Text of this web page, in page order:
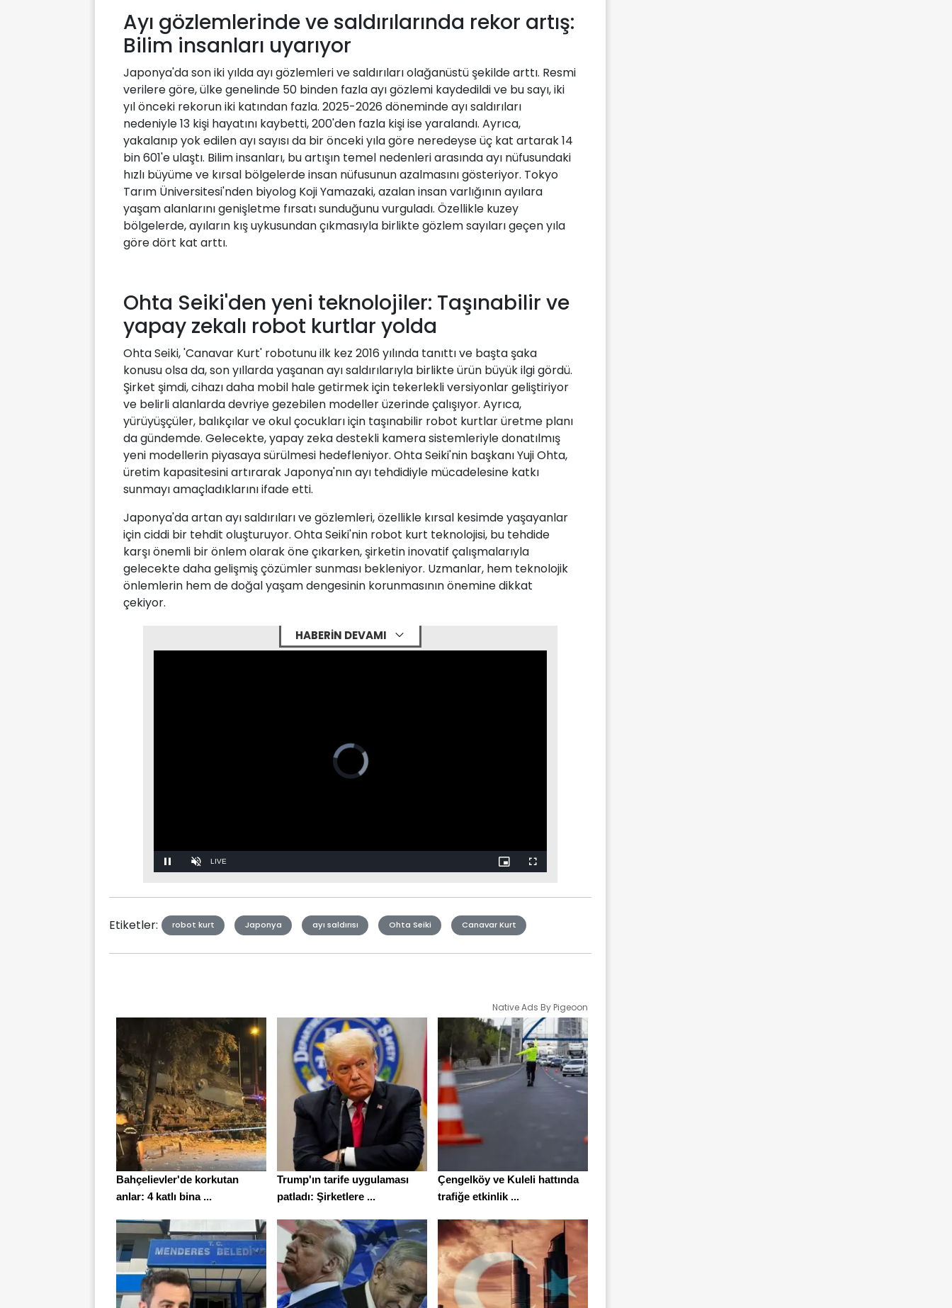
Ayı gözlemlerinde ve saldırılarında rekor artış:
Bilim insanları uyarıyor
Japonya'da son iki yılda ayı gözlemleri ve saldırıları olağanüstü şekilde arttı. Resmi
verilere göre, ülke genelinde 50 binden fazla ayı gözlemi kaydedildi ve bu sayı, iki
yıl önceki rekorun iki katından fazla. 2025-2026 döneminde ayı saldırıları
nedeniyle 13 kişi hayatını kaybetti, 200'den fazla kişi ise yaralandı. Ayrıca,
yakalanıp yok edilen ayı sayısı da bir önceki yıla göre neredeyse üç kat artarak 14
bin 601'e ulaştı. Bilim insanları, bu artışın temel nedenleri arasında ayı nüfusundaki
hızlı büyüme ve kırsal bölgelerde insan nüfusunun azalmasını gösteriyor. Tokyo
Tarım Üniversitesi'nden biyolog Koji Yamazaki, azalan insan varlığının ayılara
yaşam alanlarını genişletme fırsatı sunduğunu vurguladı. Özellikle kuzey
bölgelerde, ayıların kış uykusundan çıkmasıyla birlikte gözlem sayıları geçen yıla
göre dört kat arttı.
Ohta Seiki'den yeni teknolojiler: Taşınabilir ve
yapay zekalı robot kurtlar yolda
Ohta Seiki, 'Canavar Kurt' robotunu ilk kez 2016 yılında tanıttı ve başta şaka
konusu olsa da, son yıllarda yaşanan ayı saldırılarıyla birlikte ürün büyük ilgi gördü.
Şirket şimdi, cihazı daha mobil hale getirmek için tekerlekli versiyonlar geliştiriyor
ve belirli alanlarda devriye gezebilen modeller üzerinde çalışıyor. Ayrıca,
yürüyüşçüler, balıkçılar ve okul çocukları için taşınabilir robot kurtlar üretme planı
da gündemde. Gelecekte, yapay zeka destekli kamera sistemleriyle donatılmış
yeni modellerin piyasaya sürülmesi hedefleniyor. Ohta Seiki'nin başkanı Yuji Ohta,
üretim kapasitesini artırarak Japonya'nın ayı tehdidiyle mücadelesine katkı
sunmayı amaçladıklarını ifade etti.
Japonya'da artan ayı saldırıları ve gözlemleri, özellikle kırsal kesimde yaşayanlar
için ciddi bir tehdit oluşturuyor. Ohta Seiki'nin robot kurt teknolojisi, bu tehdide
karşı önemli bir önlem olarak öne çıkarken, şirketin inovatif çalışmalarıyla
gelecekte daha gelişmiş çözümler sunması bekleniyor. Uzmanlar, hem teknolojik
önlemlerin hem de doğal yaşam dengesinin korunmasının önemine dikkat
çekiyor.
HABERİN DEVAMI
Unmute Stream
Etiketler: robot kurt Japonya ayı saldırısı Ohta Seiki Canavar Kurt
Native Ads By Pigeoon
Bahçelievler'de korkutan
anlar: 4 katlı bina ...
Trump'ın tarife uygulaması
patladı: Şirketlere ...
Çengelköy ve Kuleli hattında
trafiğe etkinlik ...